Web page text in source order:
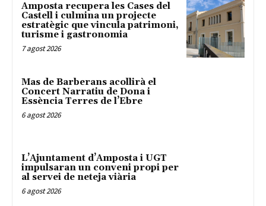
Amposta recupera les Cases del
Castell i culmina un projecte
estratègic que vincula patrimoni,
turisme i gastronomia
7 agost 2026
Mas de Barberans acollirà el
Concert Narratiu de Dona i
Essència Terres de l’Ebre
6 agost 2026
L’Ajuntament d’Amposta i UGT
impulsaran un conveni propi per
al servei de neteja viària
6 agost 2026